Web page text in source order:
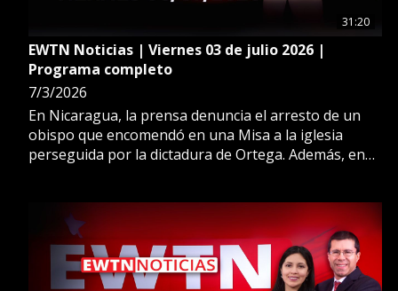
31:20
EWTN Noticias | Viernes 03 de julio 2026 |
Programa completo
7/3/2026
En Nicaragua, la prensa denuncia el arresto de un
obispo que encomendó en una Misa a la iglesia
perseguida por la dictadura de Ortega. Además, en
ordenar obispos sin autorización.